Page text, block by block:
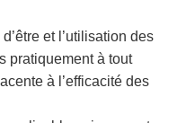
et l’utilisation des
pratiquement à tout
à l’efficacité des